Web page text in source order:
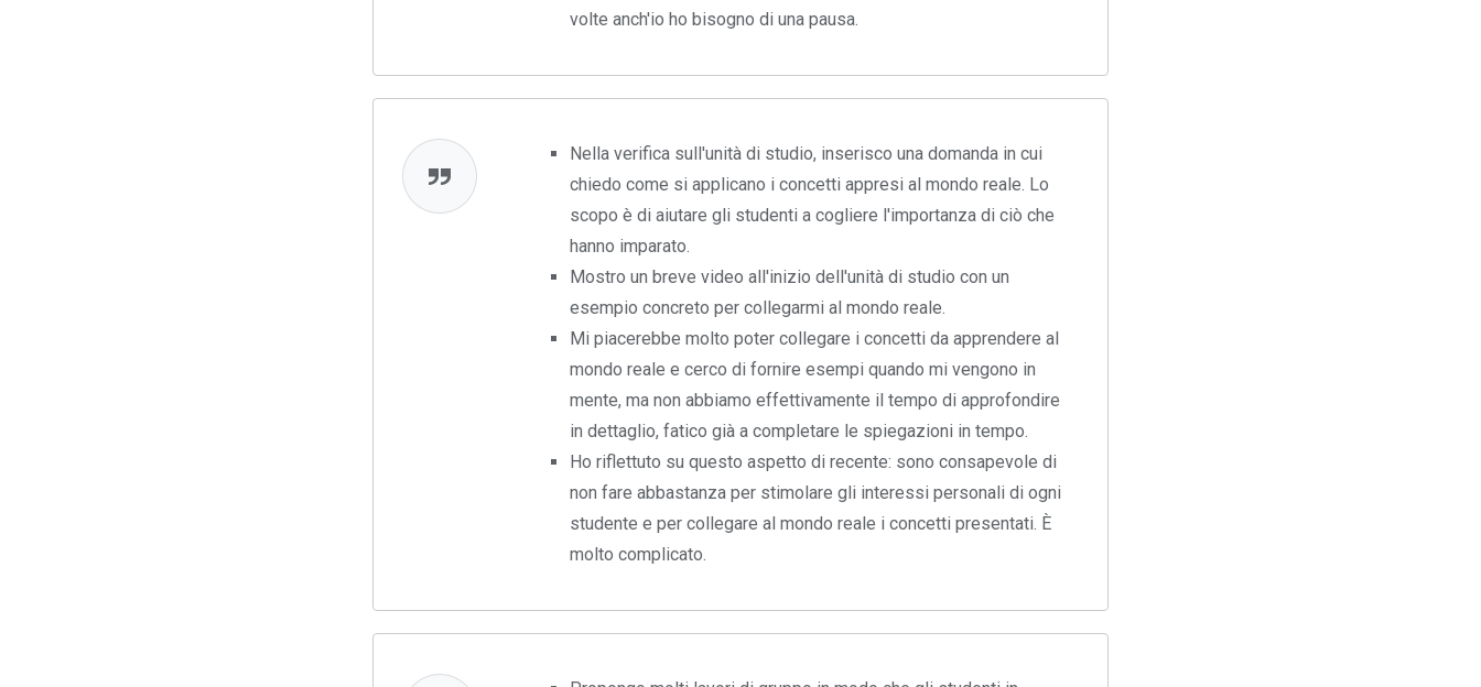
volte anch'io ho bisogno di una pausa.
Nella verifica sull'unità di studio, inserisco una domanda in cui
chiedo come si applicano i concetti appresi al mondo reale. Lo
scopo è di aiutare gli studenti a cogliere l'importanza di ciò che
hanno imparato.
Mostro un breve video all'inizio dell'unità di studio con un
esempio concreto per collegarmi al mondo reale.
Mi piacerebbe molto poter collegare i concetti da apprendere al
mondo reale e cerco di fornire esempi quando mi vengono in
mente, ma non abbiamo effettivamente il tempo di approfondire
in dettaglio, fatico già a completare le spiegazioni in tempo.
Ho riflettuto su questo aspetto di recente: sono consapevole di
non fare abbastanza per stimolare gli interessi personali di ogni
studente e per collegare al mondo reale i concetti presentati. È
molto complicato.